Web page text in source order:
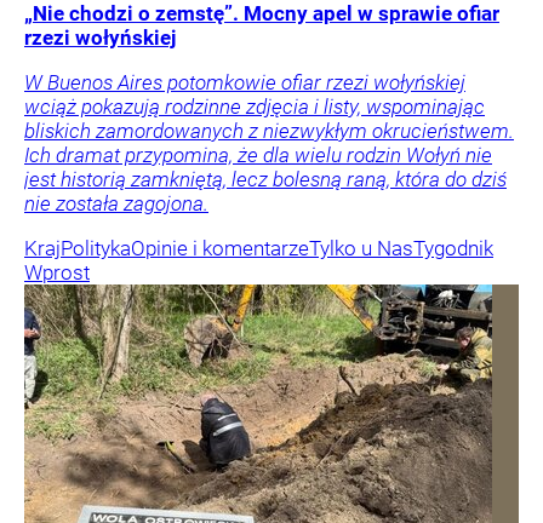
„Nie chodzi o zemstę”. Mocny apel w sprawie ofiar
rzezi wołyńskiej
W Buenos Aires potomkowie ofiar rzezi wołyńskiej
wciąż pokazują rodzinne zdjęcia i listy, wspominając
bliskich zamordowanych z niezwykłym okrucieństwem.
Ich dramat przypomina, że dla wielu rodzin Wołyń nie
jest historią zamkniętą, lecz bolesną raną, która do dziś
nie została zagojona.
KrajPolitykaOpinie i komentarzeTylko u NasTygodnik
Wprost